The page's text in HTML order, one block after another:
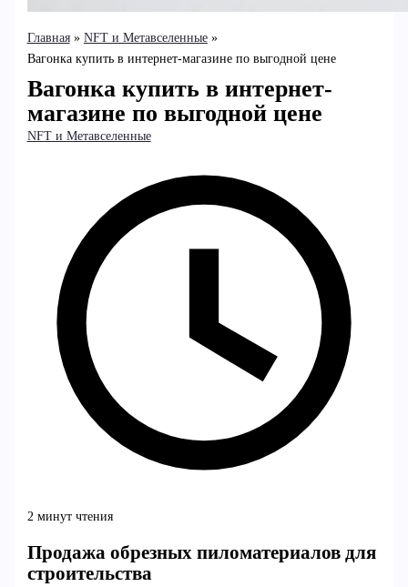
Главная
NFT и Метавселенные
Вагонка купить в интернет-магазине по выгодной цене
Вагонка купить в интернет-
магазине по выгодной цене
NFT и Метавселенные
2 минут чтения
Продажа обрезных пиломатериалов для
строительства